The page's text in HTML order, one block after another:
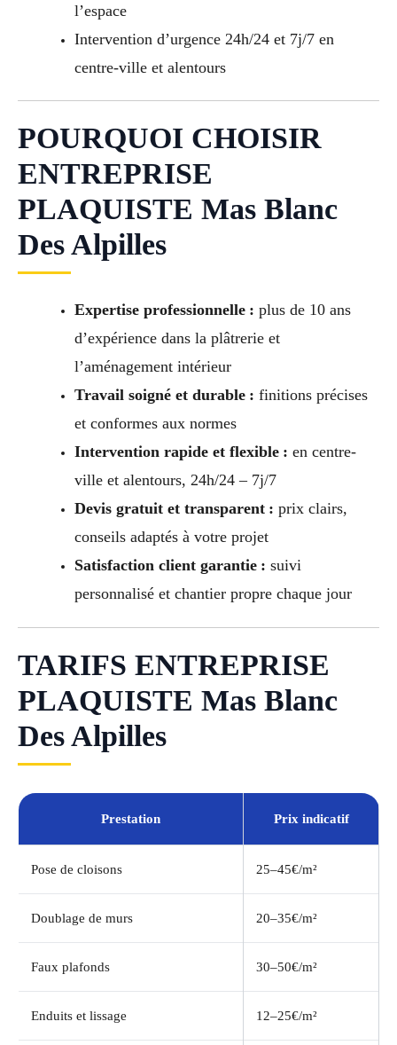
l’espace
Intervention d’urgence 24h/24 et 7j/7 en
centre-ville et alentours
POURQUOI CHOISIR
ENTREPRISE
PLAQUISTE Mas Blanc
Des Alpilles
Expertise professionnelle : plus de 10 ans
d’expérience dans la plâtrerie et
l’aménagement intérieur
Travail soigné et durable : finitions précises
et conformes aux normes
Intervention rapide et flexible : en centre-
ville et alentours, 24h/24 – 7j/7
Devis gratuit et transparent : prix clairs,
conseils adaptés à votre projet
Satisfaction client garantie : suivi
personnalisé et chantier propre chaque jour
TARIFS ENTREPRISE
PLAQUISTE Mas Blanc
Des Alpilles
Prestation Prix indicatif
Pose de cloisons 25–45€/m²
Doublage de murs 20–35€/m²
Faux plafonds 30–50€/m²
Enduits et lissage 12–25€/m²